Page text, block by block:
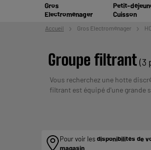
Gros
Electroménager
Petit-
Cuisson
Accueil Gros Electroménager
Groupe filtrant (3
Vous recherchez une hotte
filtrant est équipé d'une grande
Pour voir lesdisponibilités de
magasin